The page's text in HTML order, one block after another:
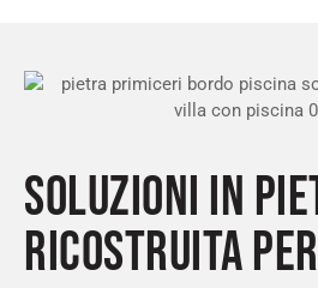
SOLUZIONI IN
RICOSTRUITA